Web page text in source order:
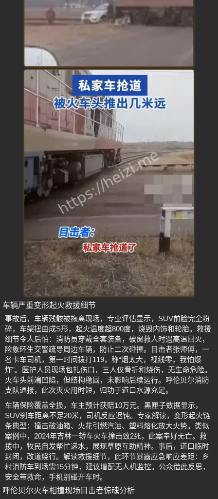
车辆严重变形起火救援细节
事故后，车辆残骸被拖离现场，专业评估显示，SUV前脸完全粉
碎，车架扭曲成S形，起火温度超800度，烧毁内饰和轮胎。救援
细节令人后怕：消防员穿戴全套装备，破窗救人时遇高温回火，
险象环生交警疏导周边车辆，防止二次碰撞。目击者张师傅，一
名卡车司机，第一时间拨打119，称“烟太大，视线零，我怕爆
炸”。医护人员现场包扎伤口，三人仅骨折和烧伤，无生命危险。
火车头前端凹陷，但结构稳固，未影响后续运行。呼伦贝尔消防
支队通报，此次灭火用时短，归功于道口水源充足。
车辆保险覆盖全损，车主预计获赔10万元。黑匣子数据显示，
SUV刹车距离不足20米，司机反应迟钝。专家解读，变形起火链
条典型：撞击破油箱、火花引燃汽油、塑料熔化放大火势。类似
案例中，2024年吉林一轿车火车撞击致2死，此案幸好无亡。救
援中，牧民自发帮忙递水，展现草原互助精神。事后，道口临时
封闭，改道绕行。解读救援细节，此环节暴露应急响应差距：乡
村消防车到场需15分钟，建议增配无人机监控。公众借此反思，
安全带救命，手机别碰开车时。
呼伦贝尔火车相撞现场目击者惊魂分析